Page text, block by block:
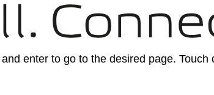
enter to go to the desired page. Touch